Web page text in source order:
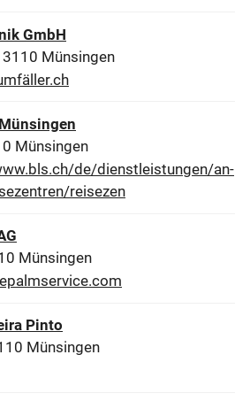
GmbH
Münsingen
Münsingen
de/dienstleistungen/an-
reisezen
Münsingen
Pinto
Münsingen